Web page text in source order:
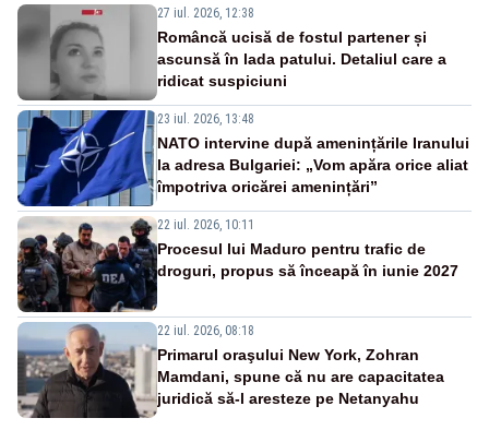
27 iul. 2026, 12:38
Româncă ucisă de fostul partener și
ascunsă în lada patului. Detaliul care a
ridicat suspiciuni
23 iul. 2026, 13:48
NATO intervine după amenințările Iranului
la adresa Bulgariei: „Vom apăra orice aliat
împotriva oricărei amenințări”
22 iul. 2026, 10:11
Procesul lui Maduro pentru trafic de
droguri, propus să înceapă în iunie 2027
22 iul. 2026, 08:18
Primarul oraşului New York, Zohran
Mamdani, spune că nu are capacitatea
juridică să-l aresteze pe Netanyahu